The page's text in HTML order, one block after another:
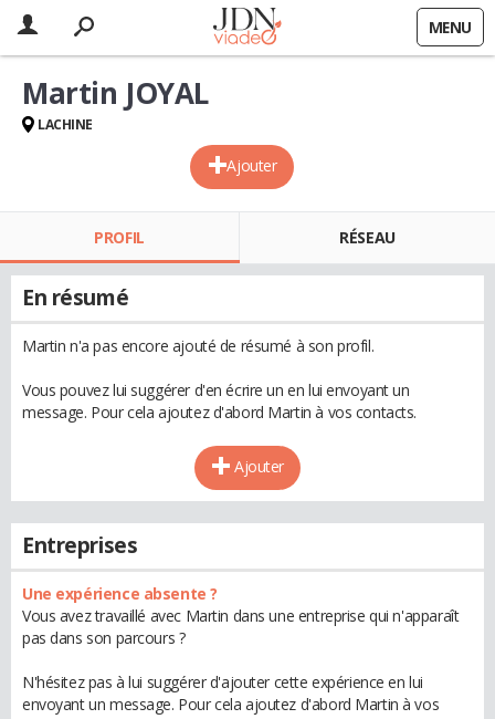
MENU
Ajouter
Martin JOYAL
LACHINE
PROFIL RÉSEAU
En résumé
Martin n'a pas encore ajouté de résumé à son profil.
Vous pouvez lui suggérer d'en écrire un en lui envoyant un
message. Pour cela ajoutez d'abord Martin à vos contacts.
Ajouter
Entreprises
Une expérience absente ?
Vous avez travaillé avec Martin dans une entreprise qui n'apparaît
pas dans son parcours ?
N'hésitez pas à lui suggérer d'ajouter cette expérience en lui
envoyant un message. Pour cela ajoutez d'abord Martin à vos